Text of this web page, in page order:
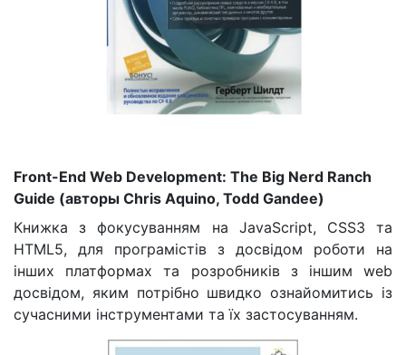
Front-End Web Development: The Big Nerd Ranch
Guide (авторы Chris Aquino, Todd Gandee)
Книжка з фокусуванням на JavaScript, CSS3 та
HTML5, для програмістів з досвідом роботи на
інших платформах та розробників з іншим web
досвідом, яким потрібно швидко ознайомитись із
сучасними інструментами та їх застосуванням.